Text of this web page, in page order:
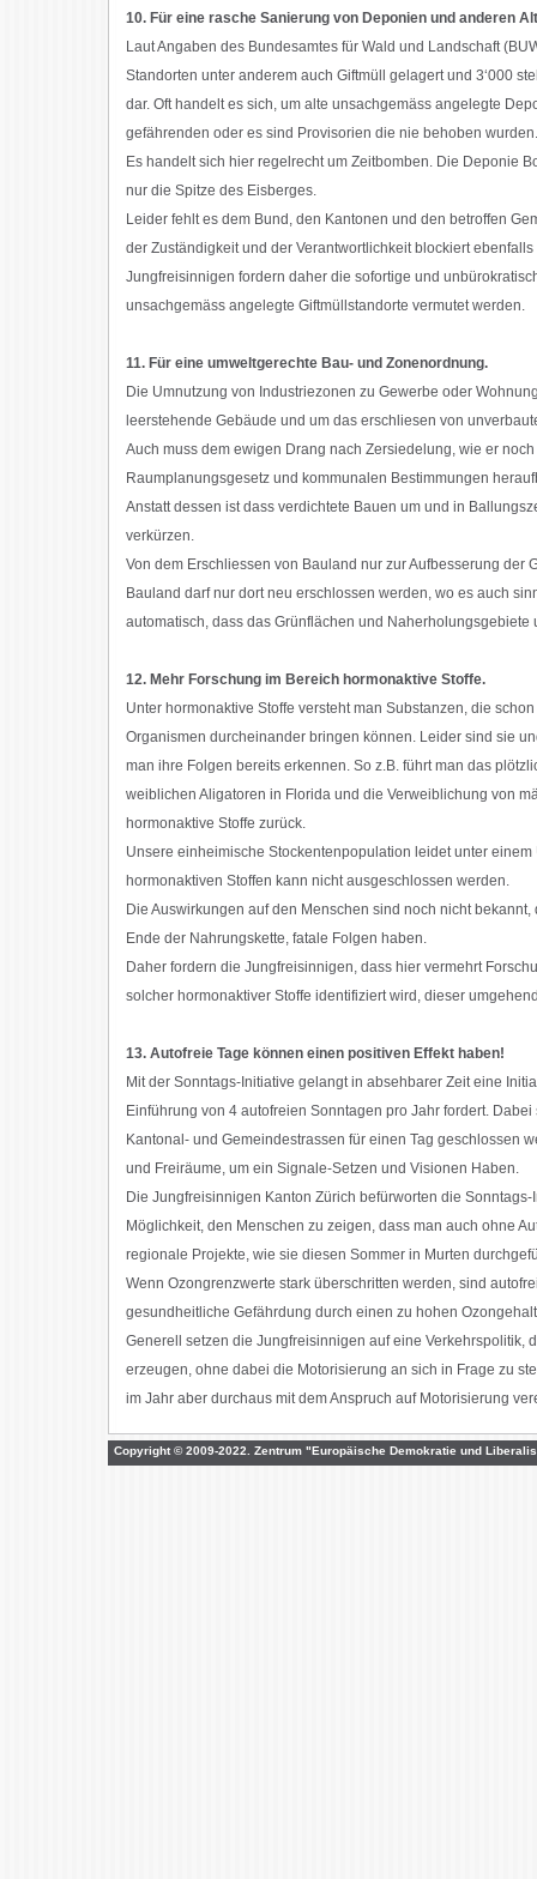
10. Für eine rasche Sanierung von Deponien und anderen
Laut Angaben des Bundesamtes für Wald und Landschaft
Standorten unter anderem auch Giftmüll gelagert und 3‘000
dar. Oft handelt es sich, um alte unsachgemäss angelegte
gefährenden oder es sind Provisorien die nie behoben
Es handelt sich hier regelrecht um Zeitbomben. Die Deponie
nur die Spitze des Eisberges.
Leider fehlt es dem Bund, den Kantonen und den betroffen
der Zuständigkeit und der Verantwortlichkeit blockiert
Jungfreisinnigen fordern daher die sofortige und
unsachgemäss angelegte Giftmüllstandorte vermutet werden.
11. Für eine umweltgerechte Bau- und Zonenordnung.
Die Umnutzung von Industriezonen zu Gewerbe oder
leerstehende Gebäude und um das erschliesen von
Auch muss dem ewigen Drang nach Zersiedelung, wie er
Raumplanungsgesetz und kommunalen Bestimmungen
Anstatt dessen ist dass verdichtete Bauen um und in
verkürzen.
Von dem Erschliessen von Bauland nur zur Aufbesserung der
Bauland darf nur dort neu erschlossen werden, wo es auch
automatisch, dass das Grünflächen und
12. Mehr Forschung im Bereich hormonaktive Stoffe.
Unter hormonaktive Stoffe versteht man Substanzen, die
Organismen durcheinander bringen können. Leider sind sie
man ihre Folgen bereits erkennen. So z.B. führt man das
weiblichen Aligatoren in Florida und die Verweiblichung von
hormonaktive Stoffe zurück.
Unsere einheimische Stockentenpopulation leidet unter
hormonaktiven Stoffen kann nicht ausgeschlossen werden.
Die Auswirkungen auf den Menschen sind noch nicht
Ende der Nahrungskette, fatale Folgen haben.
Daher fordern die Jungfreisinnigen, dass hier vermehrt
solcher hormonaktiver Stoffe identifiziert wird, dieser
13. Autofreie Tage können einen positiven Effekt haben!
Mit der Sonntags-Initiative gelangt in absehbarer Zeit eine
Einführung von 4 autofreien Sonntagen pro Jahr fordert.
Kantonal- und Gemeindestrassen für einen Tag geschlossen
und Freiräume, um ein Signale-Setzen und Visionen Haben.
Die Jungfreisinnigen Kanton Zürich befürworten die
Möglichkeit, den Menschen zu zeigen, dass man auch ohne
regionale Projekte, wie sie diesen Sommer in Murten
Wenn Ozongrenzwerte stark überschritten werden, sind
gesundheitliche Gefährdung durch einen zu hohen
Generell setzen die Jungfreisinnigen auf eine Verkehrspolitik,
erzeugen, ohne dabei die Motorisierung an sich in Frage zu
im Jahr aber durchaus mit dem Anspruch auf Motorisierung
Copyright © 2009-2022. Zentrum "Europäische Demokratie und